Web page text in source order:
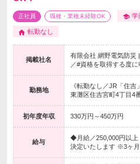
正社員 職種・業種未経験OK 学
転勤なし
掲載社名
有限会社 網野電気防災
／#資格を取得する度に
勤務地
《転勤なし／JR「住
東灘区住吉宮町4丁目4
初年度年収 330万円～450万円
給与
◆月給／250,000円以
決定いたします ※3ヶ